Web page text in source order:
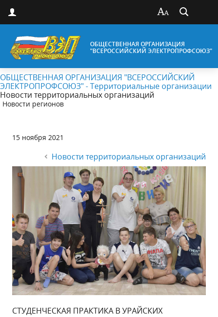
ОБЩЕСТВЕННАЯ ОРГАНИЗАЦИЯ
"ВСЕРОССИЙСКИЙ ЭЛЕКТРОПРОФСОЮЗ"
ОБЩЕСТВЕННАЯ ОРГАНИЗАЦИЯ "ВСЕРОССИЙСКИЙ
ЭЛЕКТРОПРОФСОЮЗ" - Территориальные организации
Новости территориальных организаций
Новости регионов
15 ноября 2021
Новости территориальных организаций
СТУДЕНЧЕСКАЯ ПРАКТИКА В УРАЙСКИХ